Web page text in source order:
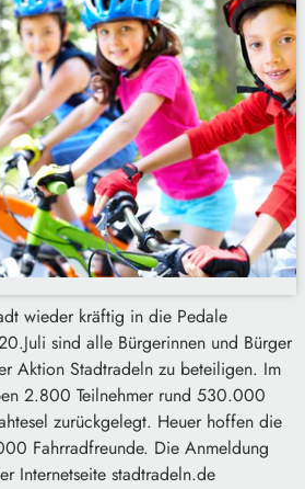
wieder kräftig in die Pedale
sind alle Bürgerinnen und Bürger
Aktion Stadtradeln zu beteiligen. Im
2.800 Teilnehmer rund 530.000
zurückgelegt. Heuer hoffen die
Fahrradfreunde. Die Anmeldung
Internetseite stadtradeln.de